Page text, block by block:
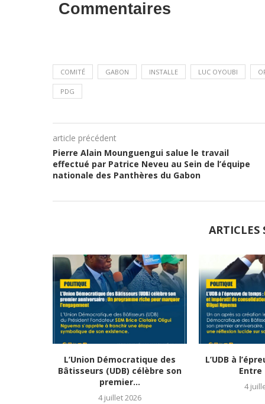
Commentaires
COMITÉ GABON INSTALLE LUC OYOUBI
PDG
article précédent
Pierre Alain Mounguengui salue le travail
effectué par Patrice Neveu au Sein de l’équipe
nationale des Panthères du Gabon
ARTICLES
L’Union Démocratique des
Bâtisseurs (UDB) célèbre son
premier...
4 juillet 2026
L’UDB à
Entre
4